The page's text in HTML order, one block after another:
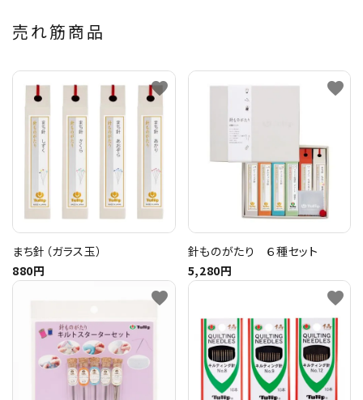
売れ筋商品
まち針（ガラス玉）
880円
favorite
針ものがたり ６種セット
5,280円
favorite
favorite favorite